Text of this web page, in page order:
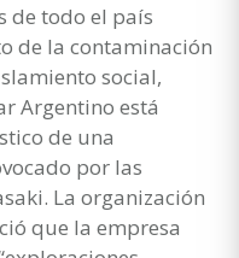
de todo el país
de la contaminación
social,
Argentino está
de una
por las
La organización
que la empresa